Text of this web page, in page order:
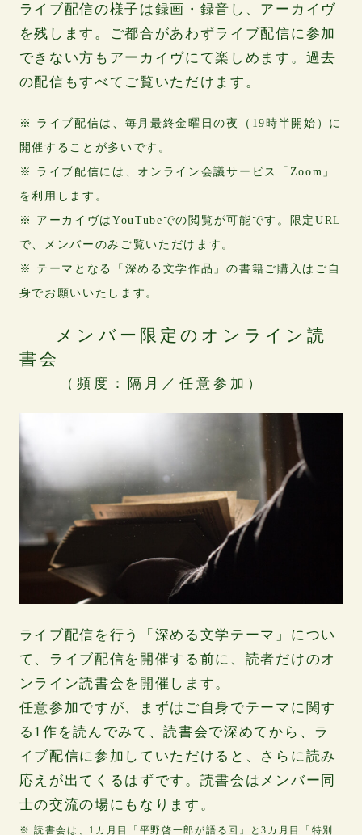
ライブ配信の様子は録画・録音し、アーカイヴ
を残します。ご都合があわずライブ配信に参加
できない方もアーカイヴにて楽しめます。過去
の配信もすべてご覧いただけます。
※ ライブ配信は、毎月最終金曜日の夜（19時半開始）に
開催することが多いです。
※ ライブ配信には、オンライン会議サービス「Zoom」
を利用します。
※ アーカイヴはYouTubeでの閲覧が可能です。限定URL
で、メンバーのみご覧いただけます。
※ テーマとなる「深める文学作品」の書籍ご購入はご自
身でお願いいたします。
メンバー限定のオンライン読
書会
（頻度：隔月／任意参加）
ライブ配信を行う「深める文学テーマ」につい
て、ライブ配信を開催する前に、読者だけのオ
ンライン読書会を開催します。
任意参加ですが、まずはご自身でテーマに関す
る1作を読んでみて、読書会で深めてから、ラ
イブ配信に参加していただけると、さらに読み
応えが出てくるはずです。読書会はメンバー同
士の交流の場にもなります。
※ 読書会は、1カ月目「平野啓一郎が語る回」と3カ月目「特別